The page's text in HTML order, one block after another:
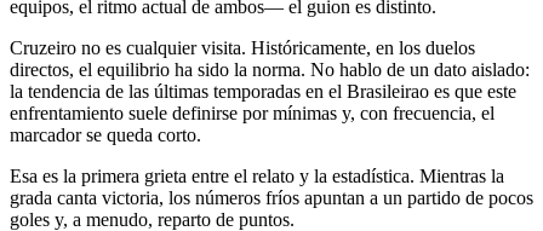
equipos, el ritmo actual de ambos— el guion es distinto.
Cruzeiro no es cualquier visita. Históricamente, en los duelos
directos, el equilibrio ha sido la norma. No hablo de un dato aislado:
la tendencia de las últimas temporadas en el Brasileirao es que este
enfrentamiento suele definirse por mínimas y, con frecuencia, el
marcador se queda corto.
Esa es la primera grieta entre el relato y la estadística. Mientras la
grada canta victoria, los números fríos apuntan a un partido de pocos
goles y, a menudo, reparto de puntos.